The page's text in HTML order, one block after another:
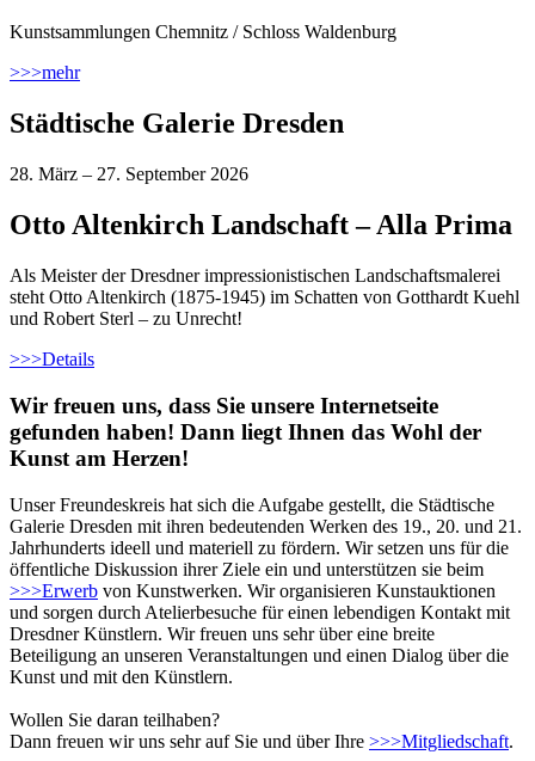
Kunstsammlungen Chemnitz / Schloss Waldenburg
>>>mehr
Städtische Galerie Dresden
28. März – 27. September 2026
Otto Altenkirch Landschaft – Alla Prima
Als Meister der Dresdner impressionistischen Landschaftsmalerei
steht Otto Altenkirch (1875-1945) im Schatten von Gotthardt Kuehl
und Robert Sterl – zu Unrecht!
>>>Details
Wir freuen uns, dass Sie unsere Internetseite
gefunden haben! Dann liegt Ihnen das Wohl der
Kunst am Herzen!
Unser Freundeskreis hat sich die Aufgabe gestellt, die Städtische
Galerie Dresden mit ihren bedeutenden Werken des 19., 20. und 21.
Jahrhunderts ideell und materiell zu fördern. Wir setzen uns für die
öffentliche Diskussion ihrer Ziele ein und unterstützen sie beim
>>>Erwerb von Kunstwerken. Wir organisieren Kunstauktionen
und sorgen durch Atelierbesuche für einen lebendigen Kontakt mit
Dresdner Künstlern. Wir freuen uns sehr über eine breite
Beteiligung an unseren Veranstaltungen und einen Dialog über die
Kunst und mit den Künstlern.
Wollen Sie daran teilhaben?
Dann freuen wir uns sehr auf Sie und über Ihre >>>Mitgliedschaft.